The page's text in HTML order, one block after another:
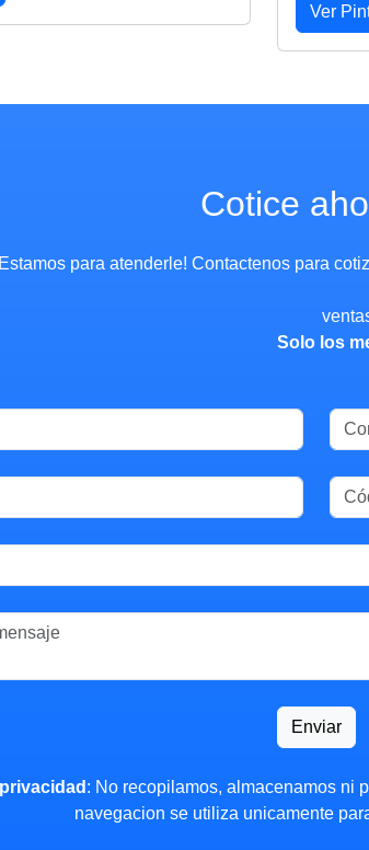
Ver
Cotice
Estamos para atenderle! Contactenos para
Solo los
Enviar
: No recopilamos, almacenamos ni
navegacion se utiliza unicamente